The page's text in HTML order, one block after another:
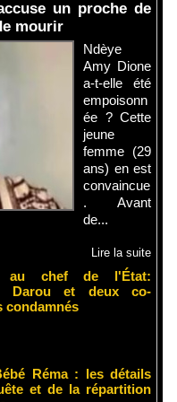
un proche de
mourir
Ndèye
Amy Dione
a-t-elle été
empoisonn
ée ? Cette
jeune
femme (29
ans) en est
convaincue
. Avant
de...
Lire la suite
au chef de l'État:
Darou et deux co-
condamnés
Réma : les détails
et de la répartition